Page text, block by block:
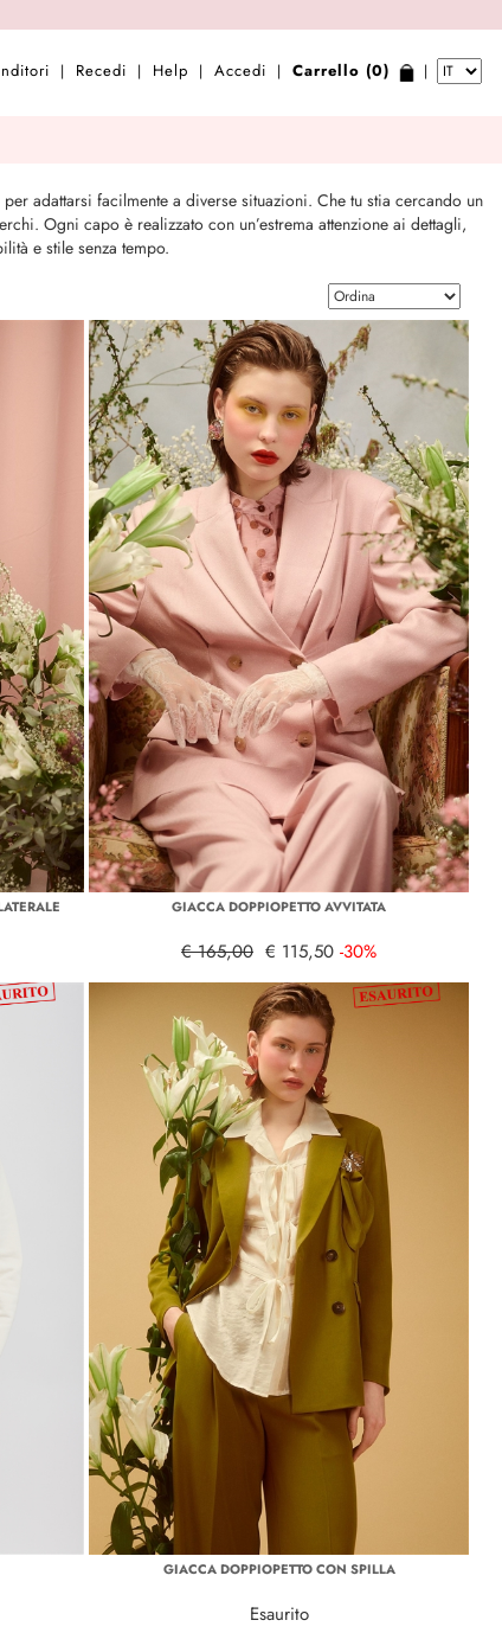
| Recedi | Help | Accedi | Carrello (0) |
adattarsi facilmente a diverse situazioni. Che tu stia cercando un
Ogni capo è realizzato con un’estrema attenzione ai dettagli,
e stile senza tempo.
GIACCA DOPPIOPETTO AVVITATA
€ 165,00 € 115,50 -30%
GIACCA DOPPIOPETTO CON SPILLA
Esaurito